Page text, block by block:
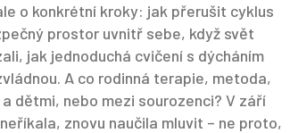
o konkrétní kroky: jak přerušit cyklus
prostor uvnitř sebe, když svět
jak jednoduchá cvičení s dýcháním
A co rodinná terapie, metoda,
dětmi, nebo mezi sourozenci? V září
znovu naučila mluvit – ne proto,